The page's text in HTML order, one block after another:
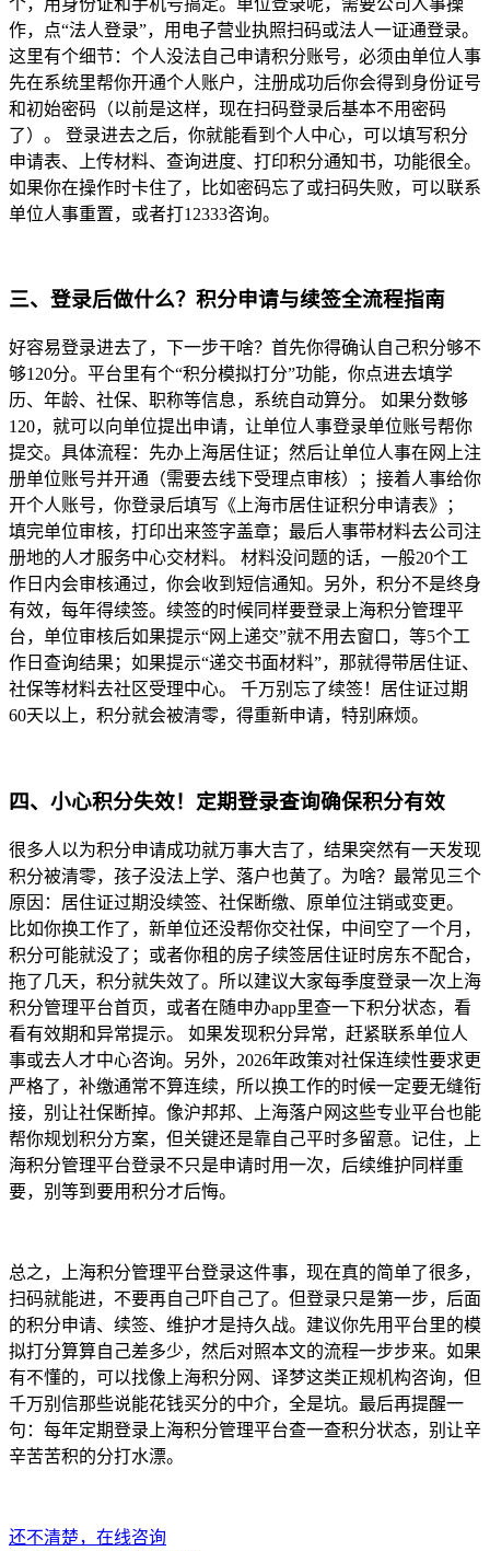
作，点“法人登录”，用电子营业执照扫码或法人一证通登录。
这里有个细节：个人没法自己申请积分账号，必须由单位人事
先在系统里帮你开通个人账户，注册成功后你会得到身份证号
和初始密码（以前是这样，现在扫码登录后基本不用密码
了）。 登录进去之后，你就能看到个人中心，可以填写积分
申请表、上传材料、查询进度、打印积分通知书，功能很全。
如果你在操作时卡住了，比如密码忘了或扫码失败，可以联系
单位人事重置，或者打12333咨询。
三、登录后做什么？积分申请与续签全流程指南
好容易登录进去了，下一步干啥？首先你得确认自己积分够不
够120分。平台里有个“积分模拟打分”功能，你点进去填学
历、年龄、社保、职称等信息，系统自动算分。 如果分数够
120，就可以向单位提出申请，让单位人事登录单位账号帮你
提交。具体流程：先办上海居住证；然后让单位人事在网上注
册单位账号并开通（需要去线下受理点审核）；接着人事给你
开个人账号，你登录后填写《上海市居住证积分申请表》；
填完单位审核，打印出来签字盖章；最后人事带材料去公司注
册地的人才服务中心交材料。 材料没问题的话，一般20个工
作日内会审核通过，你会收到短信通知。另外，积分不是终身
有效，每年得续签。续签的时候同样要登录上海积分管理平
台，单位审核后如果提示“网上递交”就不用去窗口，等5个工
作日查询结果；如果提示“递交书面材料”，那就得带居住证、
社保等材料去社区受理中心。 千万别忘了续签！居住证过期
60天以上，积分就会被清零，得重新申请，特别麻烦。
四、小心积分失效！定期登录查询确保积分有效
很多人以为积分申请成功就万事大吉了，结果突然有一天发现
积分被清零，孩子没法上学、落户也黄了。为啥？最常见三个
原因：居住证过期没续签、社保断缴、原单位注销或变更。
比如你换工作了，新单位还没帮你交社保，中间空了一个月，
积分可能就没了；或者你租的房子续签居住证时房东不配合，
拖了几天，积分就失效了。所以建议大家每季度登录一次上海
积分管理平台首页，或者在随申办app里查一下积分状态，看
看有效期和异常提示。 如果发现积分异常，赶紧联系单位人
事或去人才中心咨询。另外，2026年政策对社保连续性要求更
严格了，补缴通常不算连续，所以换工作的时候一定要无缝衔
接，别让社保断掉。像沪邦邦、上海落户网这些专业平台也能
帮你规划积分方案，但关键还是靠自己平时多留意。记住，上
海积分管理平台登录不只是申请时用一次，后续维护同样重
要，别等到要用积分才后悔。
总之，上海积分管理平台登录这件事，现在真的简单了很多，
扫码就能进，不要再自己吓自己了。但登录只是第一步，后面
的积分申请、续签、维护才是持久战。建议你先用平台里的模
拟打分算算自己差多少，然后对照本文的流程一步步来。如果
有不懂的，可以找像上海积分网、译梦这类正规机构咨询，但
千万别信那些说能花钱买分的中介，全是坑。最后再提醒一
句：每年定期登录上海积分管理平台查一查积分状态，别让辛
辛苦苦积的分打水漂。
还不清楚，在线咨询